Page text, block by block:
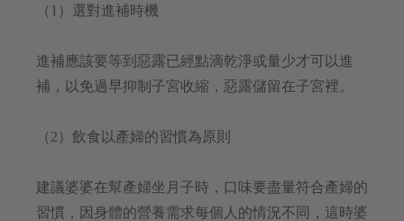
（1）選對進補時機
進補應該要等到惡露已經點滴乾淨或量少才可以進
補，以免過早抑制子宮收縮，惡露儲留在子宮裡。
（2）飲食以產婦的習慣為原則
建議婆婆在幫產婦坐月子時，口味要盡量符合產婦的
習慣，因身體的營養需求每個人的情況不同，這時婆